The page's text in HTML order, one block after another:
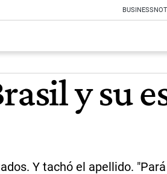
BUSINESS
y su
Y tachó el apellido.